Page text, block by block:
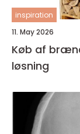
inspiration
11. May 2026
Køb af brænde sådan vælger du
løsning